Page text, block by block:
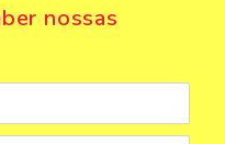
nossas